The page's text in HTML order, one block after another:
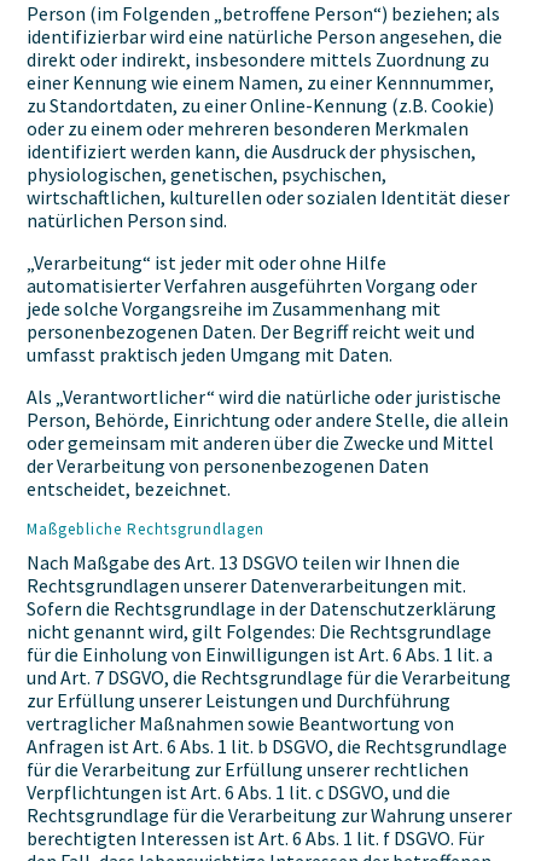
Person (im Folgenden „betroffene Person“) beziehen; als
identifizierbar wird eine natürliche Person angesehen, die
direkt oder indirekt, insbesondere mittels Zuordnung zu
einer Kennung wie einem Namen, zu einer Kennnummer,
zu Standortdaten, zu einer Online-Kennung (z.B. Cookie)
oder zu einem oder mehreren besonderen Merkmalen
identifiziert werden kann, die Ausdruck der physischen,
physiologischen, genetischen, psychischen,
wirtschaftlichen, kulturellen oder sozialen Identität dieser
natürlichen Person sind.
„Verarbeitung“ ist jeder mit oder ohne Hilfe
automatisierter Verfahren ausgeführten Vorgang oder
jede solche Vorgangsreihe im Zusammenhang mit
personenbezogenen Daten. Der Begriff reicht weit und
umfasst praktisch jeden Umgang mit Daten.
Als „Verantwortlicher“ wird die natürliche oder juristische
Person, Behörde, Einrichtung oder andere Stelle, die allein
oder gemeinsam mit anderen über die Zwecke und Mittel
der Verarbeitung von personenbezogenen Daten
entscheidet, bezeichnet.
Maßgebliche Rechtsgrundlagen
Nach Maßgabe des Art. 13 DSGVO teilen wir Ihnen die
Rechtsgrundlagen unserer Datenverarbeitungen mit.
Sofern die Rechtsgrundlage in der Datenschutzerklärung
nicht genannt wird, gilt Folgendes: Die Rechtsgrundlage
für die Einholung von Einwilligungen ist Art. 6 Abs. 1 lit. a
und Art. 7 DSGVO, die Rechtsgrundlage für die Verarbeitung
zur Erfüllung unserer Leistungen und Durchführung
vertraglicher Maßnahmen sowie Beantwortung von
Anfragen ist Art. 6 Abs. 1 lit. b DSGVO, die Rechtsgrundlage
für die Verarbeitung zur Erfüllung unserer rechtlichen
Verpflichtungen ist Art. 6 Abs. 1 lit. c DSGVO, und die
Rechtsgrundlage für die Verarbeitung zur Wahrung unserer
berechtigten Interessen ist Art. 6 Abs. 1 lit. f DSGVO. Für